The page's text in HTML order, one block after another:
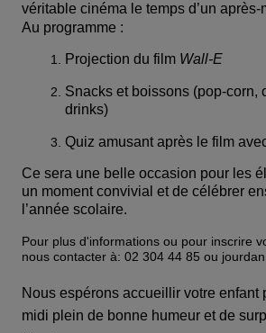
véritable cinéma le temps d’un après-
Au programme :
Projection du film Wall-E
Snacks et boissons (pop-corn,
drinks)
Quiz amusant après le film
Ce sera une belle occasion pour les
un moment convivial et de célébrer
l’année scolaire.
Pour plus d'informations ou pour inscrire
nous contacter à: 02 304 44 85 ou
Nous espérons accueillir votre enfant
midi plein de bonne humeur et de